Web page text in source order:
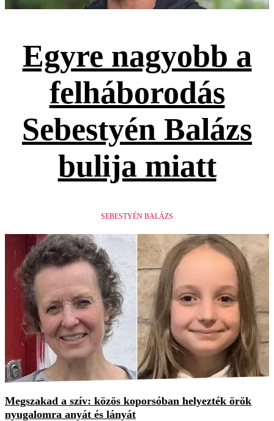
Egyre nagyobb a
felháborodás
Sebestyén Balázs
bulija miatt
SEBESTYÉN BALÁZS
Megszakad a szív: közös koporsóban helyezték örök
nyugalomra anyát és lányát